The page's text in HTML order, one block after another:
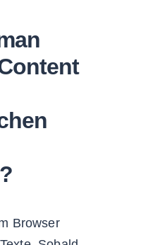
Browser